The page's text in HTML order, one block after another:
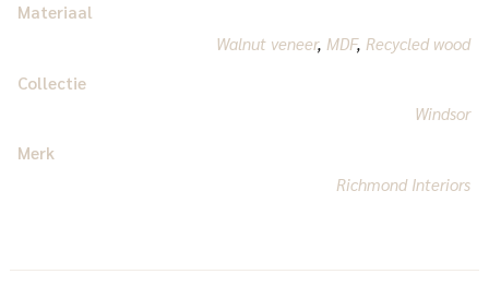
Materiaal
Walnut veneer, MDF, Recycled wood
Collectie
Windsor
Merk
Richmond Interiors